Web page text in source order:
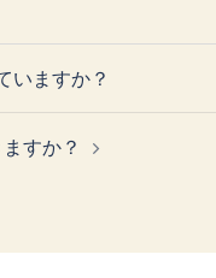
いますか？
すか？